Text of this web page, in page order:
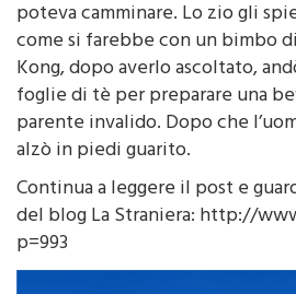
a visitare il nipotino che gli
poteva camminare. Lo zio gli
come si farebbe con un bimbo
Kong, dopo averlo ascoltato,
foglie di tè per preparare una
parente invalido. Dopo che
alzò in piedi guarito.
Continua a leggere il post e
del blog La Straniera: http://
p=993